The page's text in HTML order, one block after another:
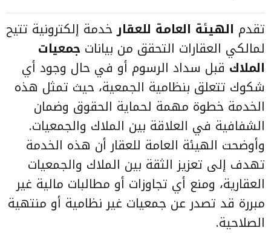
تقدم الهيئة العامة للعقارخدمة إلكترونية تتيح
لمالكي العقارات التحقق من بيانات جمعيات
الملاك قبل سداد الرسوم أو في حال وجود أي
شكوك تتعلق بنظامية الجمعية، حيث تمثل هذه
الخدمة خطوة مهمة لحماية الحقوق وضمان
الشفافية في العلاقة بين الملاك والجمعيات.
وأوضحت الهيئة العامة للعقار أن هذه الخدمة
تهدف إلى تعزيز الثقة بين الملاك والجمعيات
العقارية، ومنع أي تجاوزات أو مطالبات مالية غير
مبررة قد تصدر عن جمعيات غير نظامية أو منتهية
الصلاحية.